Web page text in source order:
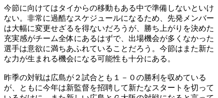
今節に向けてはタイからの移動もある中で準備しないといけ
ない。非常に過酷なスケジュールになるため、先発メンバー
は大幅に変更せざるを得ないだろうが、勝ち上がりを決めた
充実感がチーム全体にあるはずで、出場機会が多くなかった
選手は意欲に満ちあふれていることだろう。今節はまた新た
な力が生まれる機会になる可能性も十分にある。
昨季の対戦は広島が２試合とも１－０の勝利を収めている
が、ともに今年は新監督を招聘して新たなスタートを切って